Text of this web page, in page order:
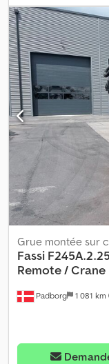
AUTOMATIQUE
5750 kg à 2,75 m
m avec jib Credpfx
Repliée : L 2,50 m, l
ÉLECTRONIQUES/
- Bloc de commande
Version dynamic
double biellette,
POUR TREUIL 5-6
Padborg 1 081 km
Grue montée sur
Fassi
Remote / Crane